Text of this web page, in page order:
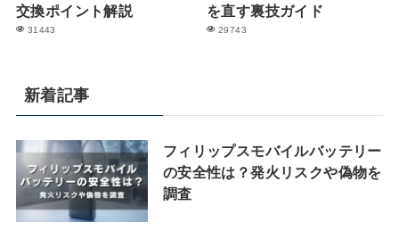
交換ポイント解説
31443
を直す裏技ガイド
29743
新着記事
フィリップスモバイルバッテリー
の安全性は？発火リスクや偽物を
調査